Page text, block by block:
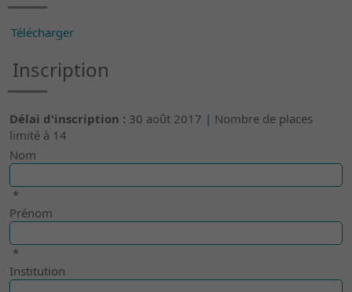
Télécharger
Inscription
Délai d'inscription : 30 août 2017 | Nombre de places
limité à 14
Nom
*
Prénom
*
Institution